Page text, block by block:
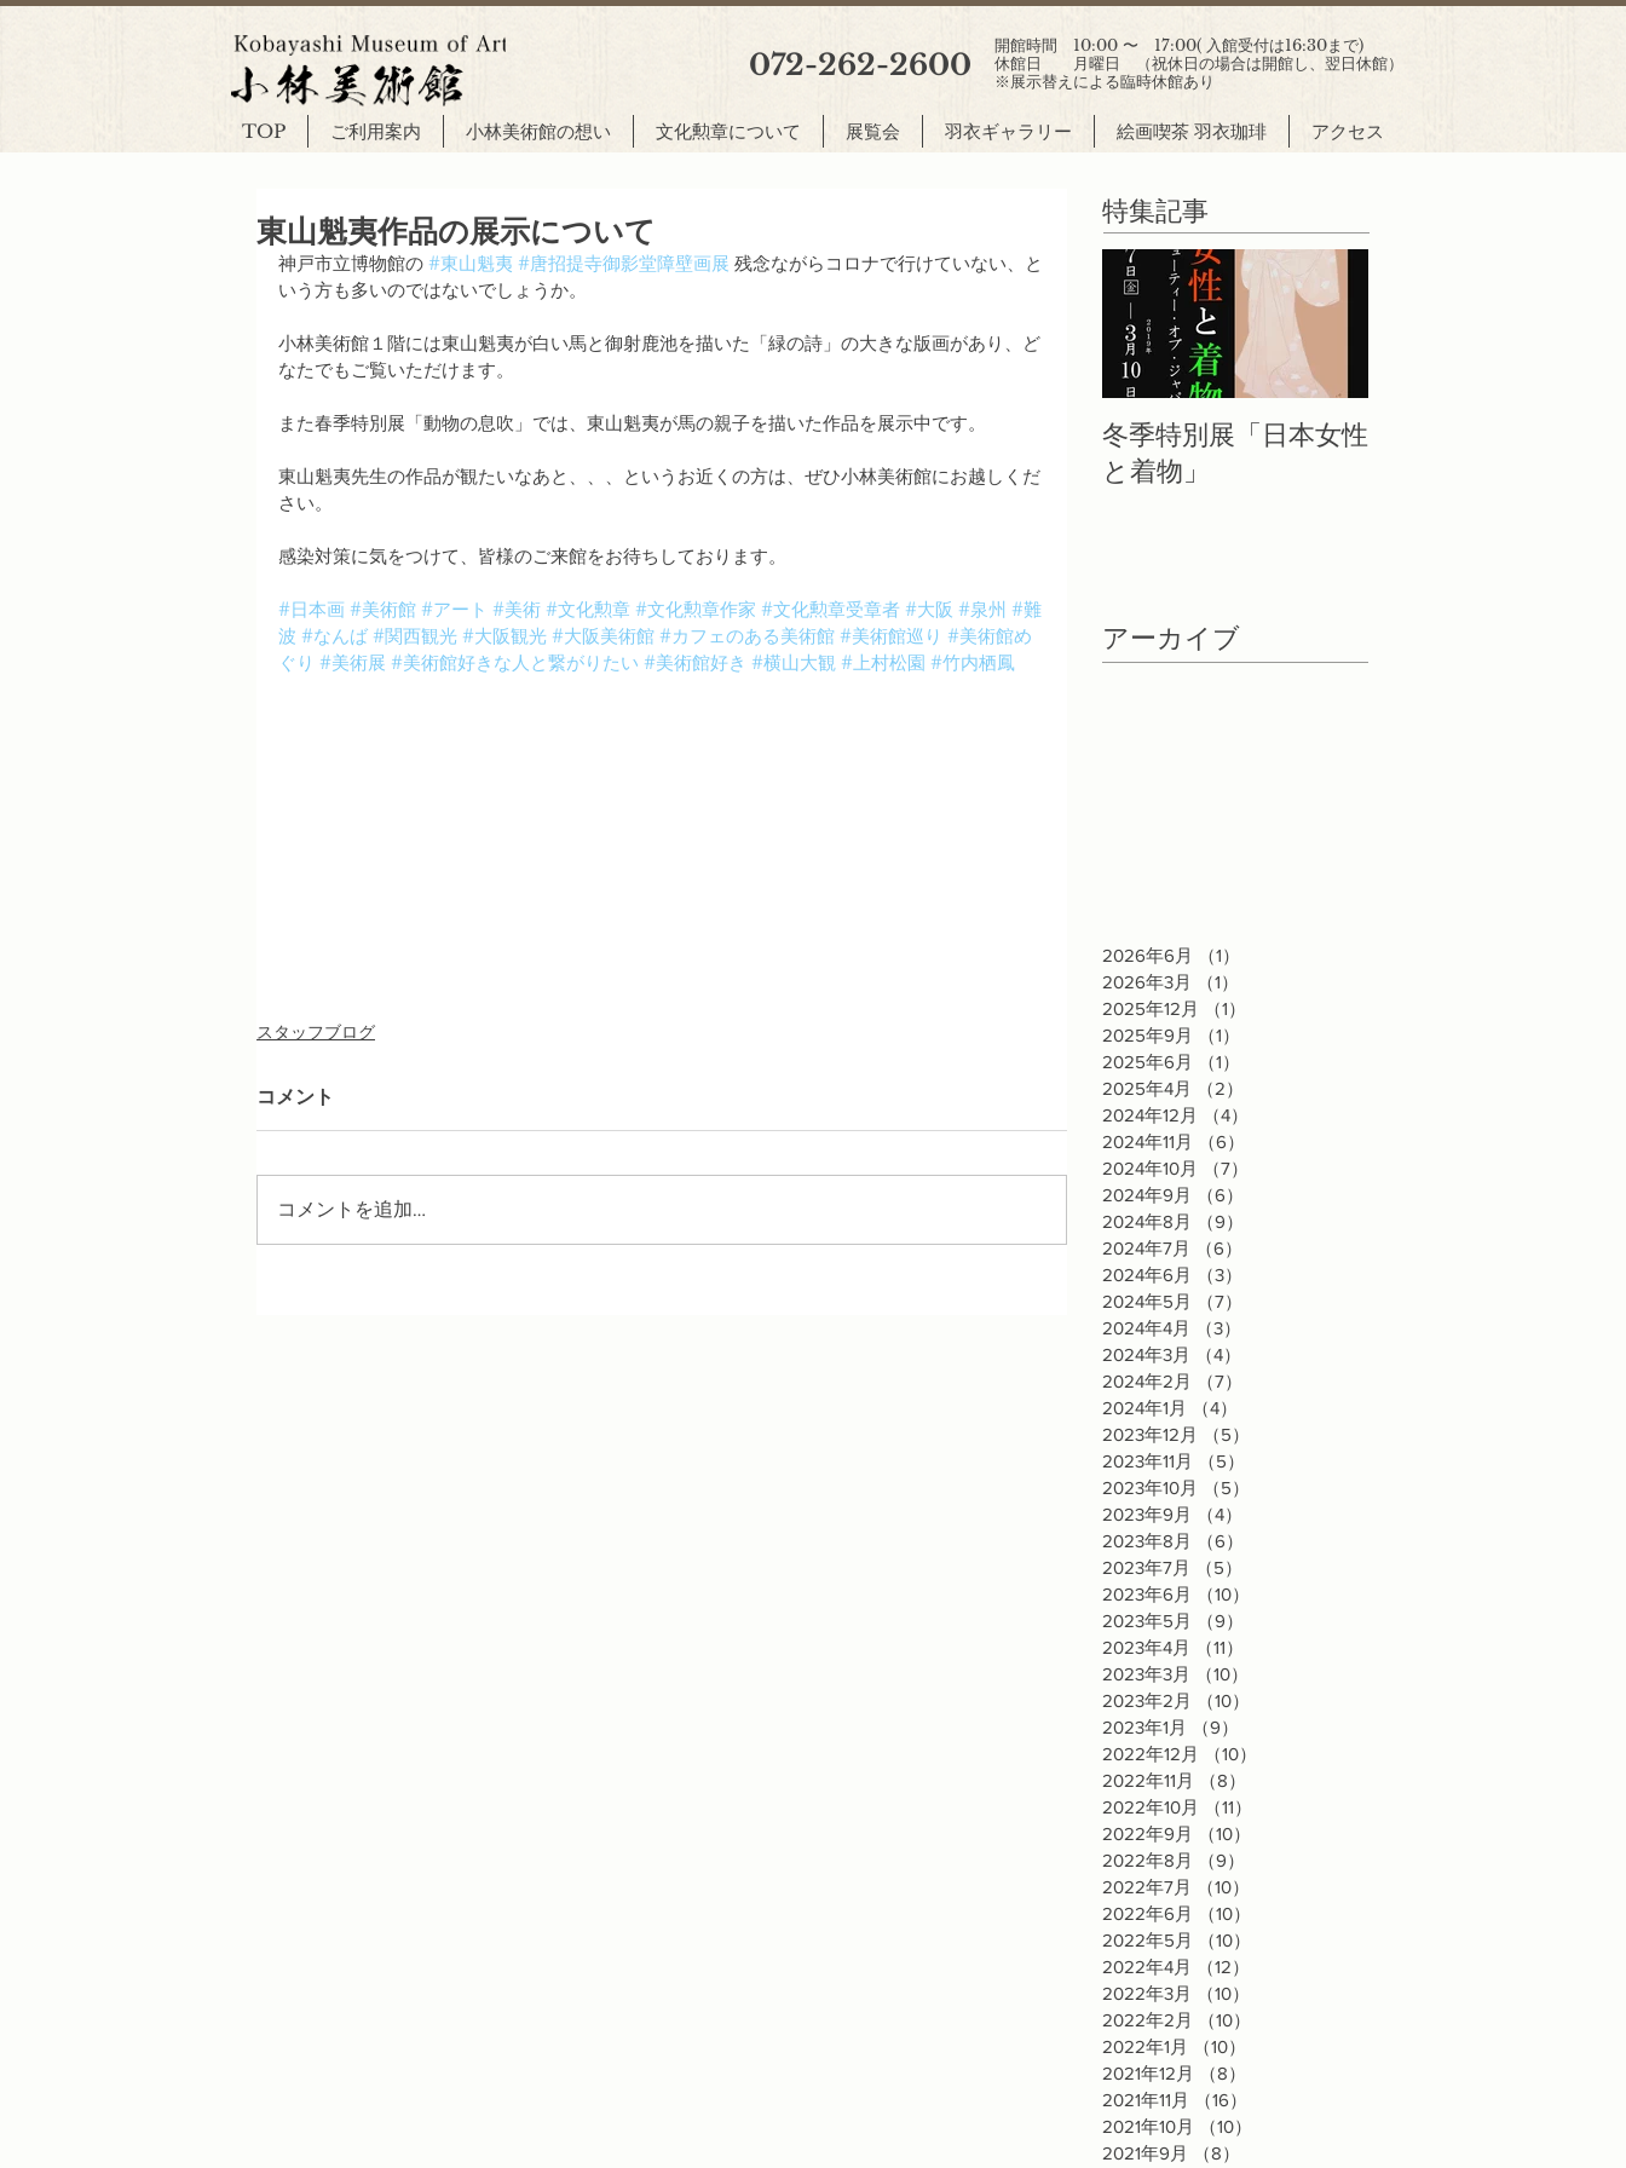
072-262-2600
開館時間 10:00 〜 17:00( 入館受付は16:30まで)
休館日 月曜日 （祝休日の場合は開館し、翌日休館）
※展示替えによる臨時休館あり
TOP ご利用案内 小林美術館の想い 文化勲章について 展覧会 羽衣ギャラリー 絵画喫茶 羽衣珈琲 アクセス
東山魁夷作品の展示について
神戸市立博物館の #東山魁夷 #唐招提寺御影堂障壁画展 残念ながらコロナで行けていない、と
いう方も多いのではないでしょうか。
小林美術館１階には東山魁夷が白い馬と御射鹿池を描いた「緑の詩」の大きな版画があり、ど
なたでもご覧いただけます。
また春季特別展「動物の息吹」では、東山魁夷が馬の親子を描いた作品を展示中です。
東山魁夷先生の作品が観たいなあと、、、というお近くの方は、ぜひ小林美術館にお越しくだ
さい。
感染対策に気をつけて、皆様のご来館をお待ちしております。
#日本画 #美術館 #アート #美術 #文化勲章 #文化勲章作家 #文化勲章受章者 #大阪 #泉州 #難
波 #なんば #関西観光 #大阪観光 #大阪美術館 #カフェのある美術館 #美術館巡り #美術館め
ぐり #美術展 #美術館好きな人と繋がりたい #美術館好き #横山大観 #上村松園 #竹内栖鳳
スタッフブログ
コメント
コメントを追加…
特集記事
冬季特別展「日本女性
と着物」
アーカイブ
2026年6月 （1）
2026年3月
（1）
2025年12月
（1）
2025年9月
（1）
2025年6月
（1）
2025年4月
（2）
2024年12月
（4）
2024年11月
（6）
2024年10月
（7）
2024年9月
（6）
2024年8月
（9）
2024年7月
（6）
2024年6月
（3）
2024年5月
（7）
2024年4月
（3）
2024年3月
（4）
2024年2月
（7）
2024年1月
（4）
2023年12月
（5）
2023年11月
（5）
2023年10月
（5）
2023年9月
（4）
2023年8月
（6）
2023年7月
（5）
2023年6月
（10）
2023年5月
（9）
2023年4月
（11）
2023年3月
（10）
2023年2月
（10）
2023年1月
（9）
2022年12月
（10）
2022年11月
（8）
2022年10月
（11）
2022年9月
（10）
2022年8月
（9）
2022年7月
（10）
2022年6月
（10）
2022年5月
（10）
2022年4月
（12）
2022年3月
（10）
2022年2月
（10）
2022年1月
（10）
2021年12月
（8）
2021年11月
（16）
2021年10月
（10）
2021年9月
（8）